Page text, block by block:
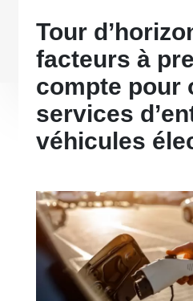
Tour
facteurs à
compte pour
services
véhicules